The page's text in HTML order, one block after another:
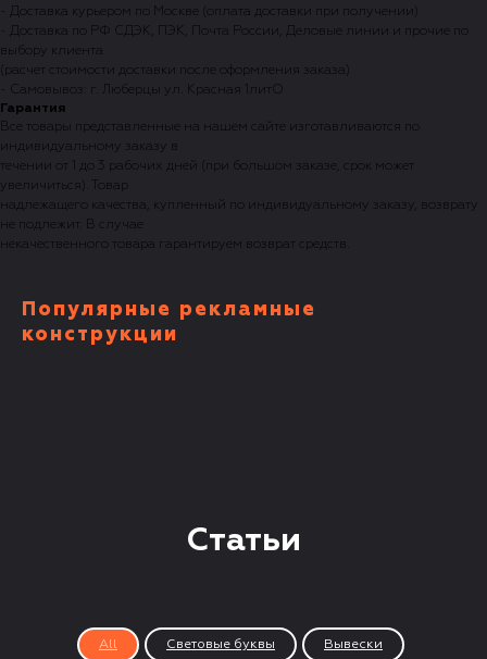
- Доставка курьером по Москве (оплата доставки при получении)
- Доставка по РФ СДЭК, ПЭК, Почта России, Деловые линии и прочие по
выбору клиента
(расчет стоимости доставки после оформления заказа)
- Самовывоз: г. Люберцы ул. Красная 1литО
Гарантия
Все товары представленные на нашем сайте изготавливаются по
индивидуальному заказу в
течении от 1 до 3 рабочих дней (при большом заказе, срок может
увеличиться). Товар
надлежащего качества, купленный по индивидуальному заказу, возврату
не подлежит. В случае
некачественного товара гарантируем возврат средств.
Популярные рекламные
конструкции
Статьи
All Световые буквы Вывески